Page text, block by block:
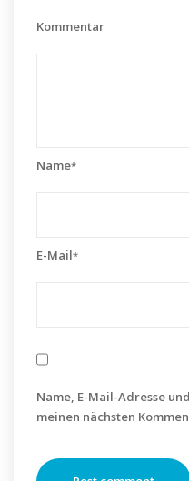
Kommentar
Name*
E-Mail*
Name, E-Mail-Adresse
meinen nächsten